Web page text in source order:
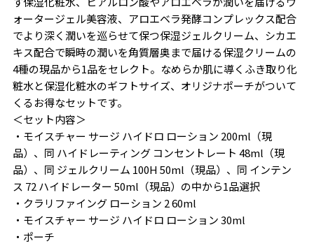
ォータージェル美容液、アロエベラ発酵コンプレックス配合
でより深く潤いを巡らせて保つ保湿ジェルクリーム、シカエ
キス配合で瞬時の潤いを角質層奥まで届ける保湿クリームの
4種の現品から1品をセレクト。なめらか肌に導くふき取り化
粧水と保湿化粧水のギフトサイズ、オリジナポーチがついて
くるお得なセットです。
＜セット内容＞
・モイスチャー サージ ハイドロ ローション 200ml（現
品）、同 ハイドレーティング コンセントレート 48ml（現
品）、同 ジェルクリーム 100H 50ml（現品）、同 インテン
ス 72 ハイドレーター 50ml（現品）の中から1品選択
・クラリファイング ローション 2 60ml
・モイスチャー サージ ハイドロ ローション 30ml
・ポーチ